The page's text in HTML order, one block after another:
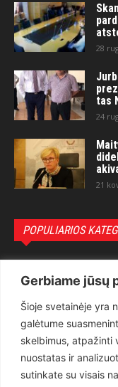
Gerbiame jūsų
Šioje svetainėje yra
galėtume
skelbimus, atpažinti
nuostatas ir
sutinkate su visais
28
tas
24
21
POPULIARIOS
Teisėsauga
Aktualu
Lietuva
Pasaulis